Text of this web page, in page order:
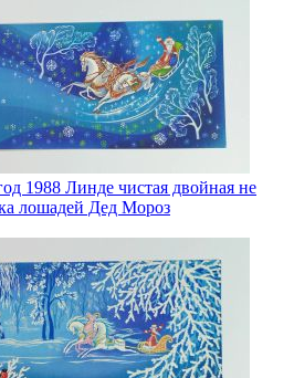
1988 Линде чистая двойная не
лошадей Дед Мороз